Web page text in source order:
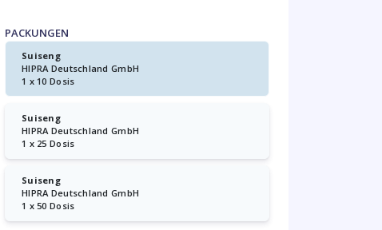
PACKUNGEN
Suiseng
HIPRA Deutschland GmbH
1 x 10 Dosis
Suiseng
HIPRA Deutschland GmbH
1 x 25 Dosis
Suiseng
HIPRA Deutschland GmbH
1 x 50 Dosis